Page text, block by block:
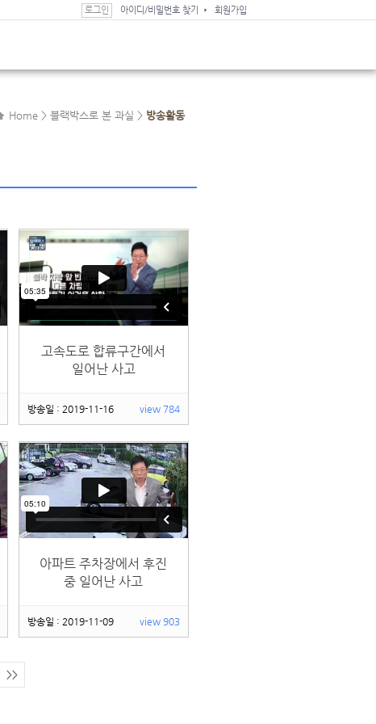
로그인 아이디/비밀번호 찾기 회원가입
Home > 블랙박스로 본 과실 > 방송활동
고속도로 합류구간에서
일어난 사고
방송일 : 2019-11-16 view 784
아파트 주차장에서 후진
중 일어난 사고
방송일 : 2019-11-09 view 903
>>